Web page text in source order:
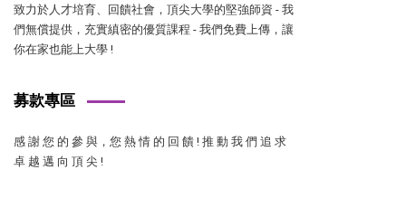
致力於人才培育、回饋社會，頂尖大學的堅強師資 - 我
們無償提供，充實縝密的優質課程 - 我們免費上傳，讓
你在家也能上大學 !
募款專區
感 謝 您 的 參 與，您 熱 情 的 回 饋 ! 推 動 我 們 追 求
卓 越 邁 向 頂 尖 !